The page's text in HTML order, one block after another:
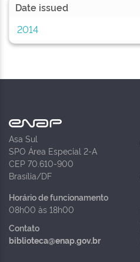
Date issued
2014
Asa Sul
SPO Área Especial 2-A
CEP 70.610-900
Brasília/DF
Horário de funcionamento
08h00 às 18h00
Contato
biblioteca@enap.gov.br